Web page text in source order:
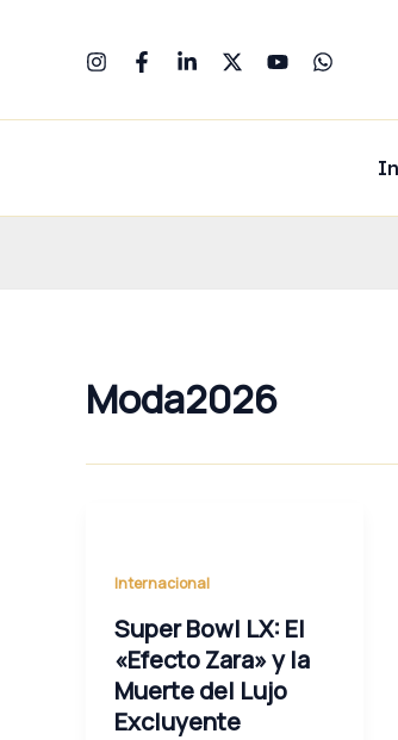
Moda2026
Internacional
Super Bowl LX: El
«Efecto Zara» y la
Muerte del Lujo
Excluyente